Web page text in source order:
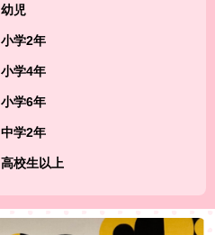
幼児
小学2年
小学4年
小学6年
中学2年
高校生以上